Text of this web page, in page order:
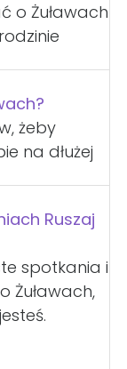
o Żuławach
żeby
na dłużej
Ruszaj
spotkania i
Żuławach,